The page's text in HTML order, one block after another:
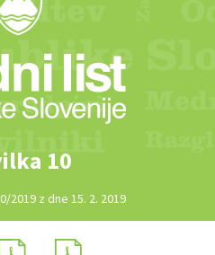
10
2019 z dne 15. 2. 2019